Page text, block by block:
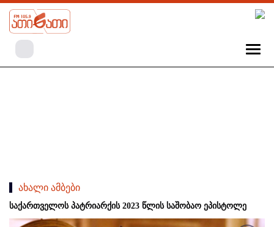
ახალი ამბები
საქართველოს პატრიარქის 2023 წლის საშობაო ეპისტოლე